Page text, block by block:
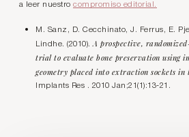
a leer nuestrocompromiso editorial.
M. Sanz, D. Cecchinato, J. Ferrus, E.
Lindhe. (2010).A prospective,
trial to evaluate bone preservation using
geometry placed into extraction sockets in
Implants Res . 2010 Jan;21(1):13-21.